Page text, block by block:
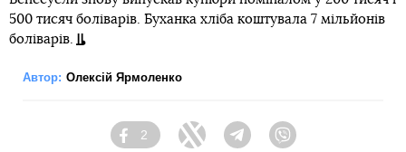
500 тисяч боліварів. Буханка хліба коштувала 7 мільйонів
боліварів.
Автор: Олексій Ярмоленко
Facebook
2
Twitter TelegramViber